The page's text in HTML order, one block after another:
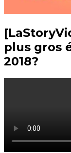
plus gros
2018?